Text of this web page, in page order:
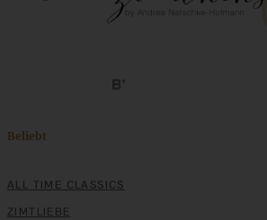
Beliebt
ALL TIME CLASSICS
ZIMTLIEBE